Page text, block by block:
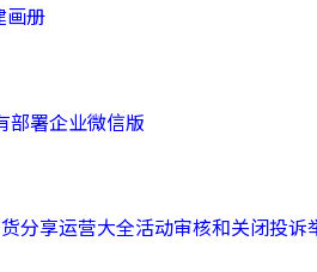
画册
部署企业微信版
分享运营大全活动审核和关闭投诉